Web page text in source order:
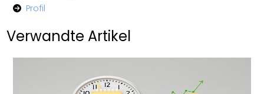
Profil
Verwandte Artikel